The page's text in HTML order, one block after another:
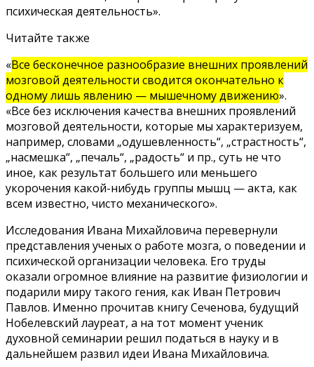
психическая деятельность».
Читайте также
«Все бесконечное разнообразие внешних проявлений
мозговой деятельности сводится окончательно к
одному лишь явлению — мышечному движению».
«Все без исключения качества внешних проявлений
мозговой деятельности, которые мы характеризуем,
например, словами „одушевленность“, „страстность“,
„насмешка“, „печаль“, „радость“ и пр., суть не что
иное, как результат большего или меньшего
укорочения какой-нибудь группы мышц — акта, как
всем известно, чисто механического».
Исследования Ивана Михайловича перевернули
представления ученых о работе мозга, о поведении и
психической организации человека. Его труды
оказали огромное влияние на развитие физиологии и
подарили миру такого гения, как Иван Петрович
Павлов. Именно прочитав книгу Сеченова, будущий
Нобелевский лауреат, а на тот момент ученик
духовной семинарии решил податься в науку и в
дальнейшем развил идеи Ивана Михайловича.